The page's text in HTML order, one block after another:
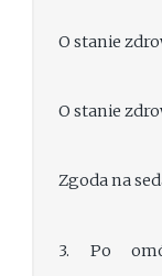
O stanie
O stanie
Zgoda na
3. Po